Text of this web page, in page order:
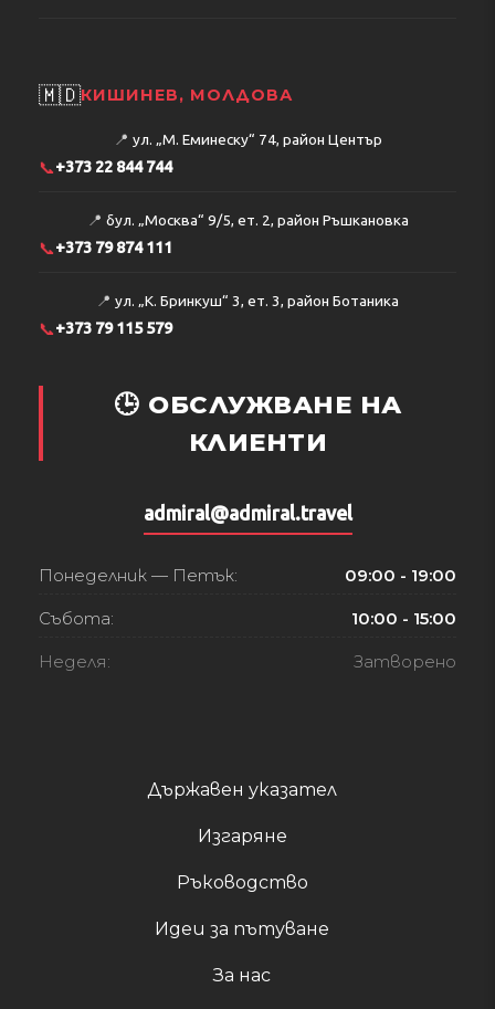
Държавен указател
Изгаряне
Ръководство
Идеи за пътуване
За нас
🇲🇩КИШИНЕВ, МОЛДОВА
📍 ул. „М. Еминеску“ 74, район Център
📞+373 22 844 744
📍 бул. „Москва“ 9/5, ет. 2, район Ръшкановка
📞+373 79 874 111
📍 ул. „К. Бринкуш“ 3, ет. 3, район Ботаника
📞+373 79 115 579
🕒 ОБСЛУЖВАНЕ НА
КЛИЕНТИ
admiral@admiral.travel
Понеделник — Петък: 09:00 - 19:00
Събота: 10:00 - 15:00
Неделя: Затворено